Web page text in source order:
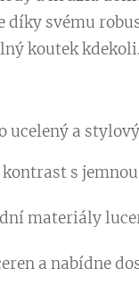
svému
koutek kdekoli.
ucelený a
s
materiály
a nabídne